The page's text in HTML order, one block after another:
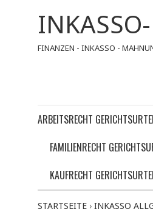
FINANZEN - INKASSO -
ARBEITSRECHT
FAMILIENRECHT
KAUFRECHT
STARTSEITE › INKASSO